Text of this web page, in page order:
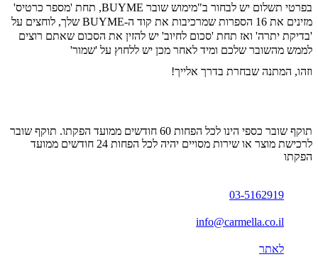
בפרטי תשלום יש לבחור ב"מימוש שובר BUYME, תחת 'מספר כרטיס'
מזינים את 16 הספרות שמרכיבות את קוד ה-BUYME שלך, לוחצים על
'בדיקת יתרה' ואז תחת 'סכום לחיוב' יש להזין את הסכום שאתם רוצים
לממש מהשובר שלכם ומיד לאחר מכן יש ללחוץ על 'שמור'
וזהו, המתנה שבחרת בדרך אלייך!
תוקף שובר כספי הינו לכל הפחות 60 חודשים ממועד הפקתו. תוקף שובר
לרכישת מוצר או שירות מסויים יהיה לכל הפחות 24 חודשים ממועד
הפקתו
03-5162919
info@carmella.co.il
לאתר